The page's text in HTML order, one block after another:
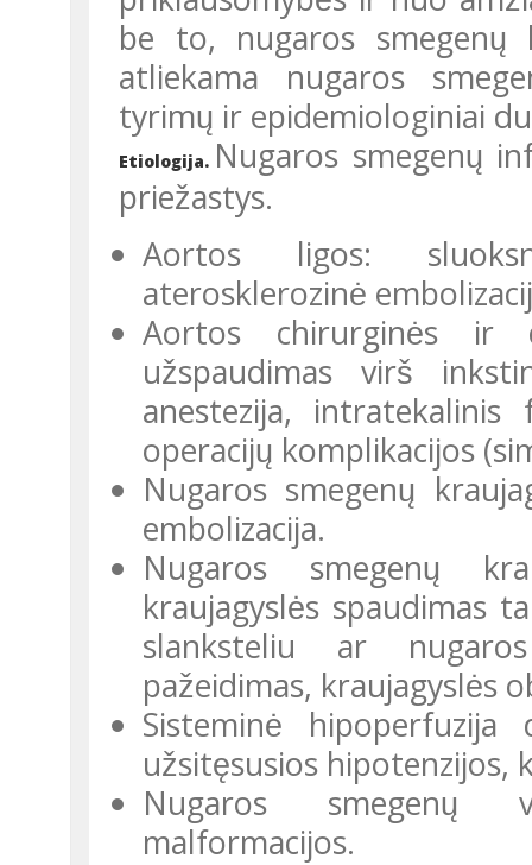
be to, nugaros smegenų
atliekama nugaros
tyrimų ir epidemiologiniai
Etiologija. Nugaros smegenų
priežastys.
Aortos ligos: sluoksniuojanti aneurizma, trombozė,
aterosklerozinė
Aortos chirurginės ir diagnostinės intervencijos: aortos
užspaudimas virš
anestezija,
operacijų komplikacijos
Nugaros smegenų kraujagyslių ligos: įvairios kilmės arteritai,
embolizacija.
Nugaros smegenų kraujagyslių mechaninis pažeidimas:
kraujagyslės spaudimas
slanksteliu ar
pažeidimas, kraujagyslės
Sisteminė hipoperfuzija dėl nutrūkusios širdies veiklos ar
užsitęsusios hipotenzijos,
Nugaros smegenų venų patologija, arterioveninės
malformacijos.